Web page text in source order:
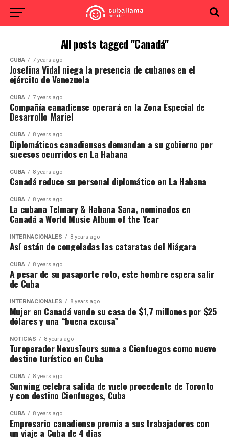
All posts tagged "Canadá"
CUBA 7 years ago
Josefina Vidal niega la presencia de cubanos en el
ejército de Venezuela
CUBA 7 years ago
Compañía canadiense operará en la Zona Especial de
Desarrollo Mariel
CUBA 8 years ago
Diplomáticos canadienses demandan a su gobierno por
sucesos ocurridos en La Habana
CUBA 8 years ago
Canadá reduce su personal diplomático en La Habana
CUBA 8 years ago
La cubana Telmary & Habana Sana, nominados en
Canadá a World Music Album of the Year
INTERNACIONALES 8 years ago
Así están de congeladas las cataratas del Niágara
CUBA 8 years ago
A pesar de su pasaporte roto, este hombre espera salir
de Cuba
INTERNACIONALES 8 years ago
Mujer en Canadá vende su casa de $1,7 millones por $25
dólares y una “buena excusa”
NOTICIAS 8 years ago
Turoperador NexusTours suma a Cienfuegos como nuevo
destino turístico en Cuba
CUBA 8 years ago
Sunwing celebra salida de vuelo procedente de Toronto
y con destino Cienfuegos, Cuba
CUBA 8 years ago
Empresario canadiense premia a sus trabajadores con
un viaje a Cuba de 4 días